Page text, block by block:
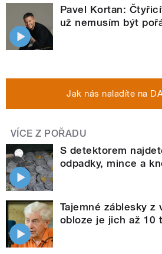
Pavel Kortan:
už nemusím být
Jak nás naladíte na
VÍCE Z POŘADU
S detektorem
odpadky, mince a
Tajemné záblesky z
obloze je jich až 10